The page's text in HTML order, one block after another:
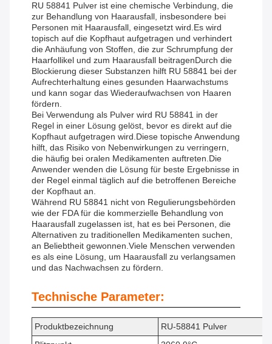
RU 58841 Pulver ist eine chemische Verbindung, die
zur Behandlung von Haarausfall, insbesondere bei
Personen mit Haarausfall, eingesetzt wird.Es wird
topisch auf die Kopfhaut aufgetragen und verhindert
die Anhäufung von Stoffen, die zur Schrumpfung der
Haarfollikel und zum Haarausfall beitragenDurch die
Blockierung dieser Substanzen hilft RU 58841 bei der
Aufrechterhaltung eines gesunden Haarwachstums
und kann sogar das Wiederaufwachsen von Haaren
fördern.
Bei Verwendung als Pulver wird RU 58841 in der
Regel in einer Lösung gelöst, bevor es direkt auf die
Kopfhaut aufgetragen wird.Diese topische Anwendung
hilft, das Risiko von Nebenwirkungen zu verringern,
die häufig bei oralen Medikamenten auftreten.Die
Anwender wenden die Lösung für beste Ergebnisse in
der Regel einmal täglich auf die betroffenen Bereiche
der Kopfhaut an.
Während RU 58841 nicht von Regulierungsbehörden
wie der FDA für die kommerzielle Behandlung von
Haarausfall zugelassen ist, hat es bei Personen, die
Alternativen zu traditionellen Medikamenten suchen,
an Beliebtheit gewonnen.Viele Menschen verwenden
es als eine Lösung, um Haarausfall zu verlangsamen
und das Nachwachsen zu fördern.
Technische Parameter:
Produktbezeichnung
RU-58841 Pulver